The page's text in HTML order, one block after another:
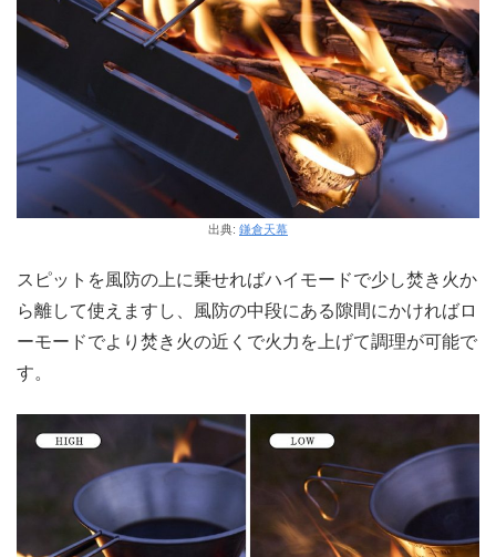
出典: 鎌倉天幕
スピットを風防の上に乗せればハイモードで少し焚き火か
ら離して使えますし、風防の中段にある隙間にかければロ
ーモードでより焚き火の近くで火力を上げて調理が可能で
す。